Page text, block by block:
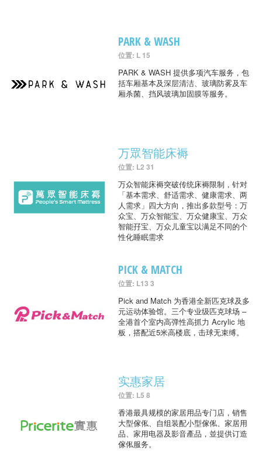
PARK & WASH
位置: L 15
PARK & WASH 提供多项汽车服务，包
括车厢基本及深层清洁、玻璃防雾及车
厢杀菌、挡风玻璃加固膜等服务。
万眾智能床褥
位置: L2 31
万众智能床褥突破传统床褥限制，针对
「基本需求、舒适需求、健康需求、两
人需求」四大方向，推出多款型号：万
众宝、万众智能宝、万众健康宝、万众
智能孖宝、万众儿童宝以满足不同的个
性化睡眠需求
PICK & MATCH
位置: L13 3
Pick and Match 为香港全新匹克球及多
元运动体验馆。三个专业级匹克球场 –
全港首个室内高弹性高抓力 Acrylic 地
板，搭配近5米高楼底，击球无束缚。
实惠家居
位置: L5 8
香港最具规模的家居用品专门店，销售
大型傢俬、自组装配小型傢俬、家居用
品、家用电器及影音產品，並提供订造
傢俬服务。